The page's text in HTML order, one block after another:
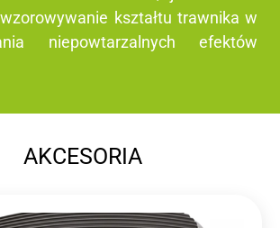
kształtu trawnika w
niepowtarzalnych efektów
AKCESORIA